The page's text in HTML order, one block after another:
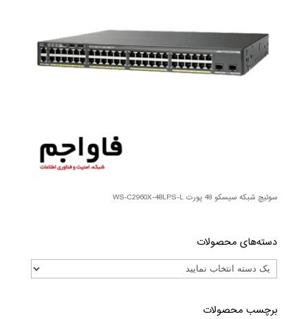
سوئیچ شبکه سیسکو 48 پورت WS-C2960X-48LPS-L
دسته‌های محصولات
برچسب محصولات